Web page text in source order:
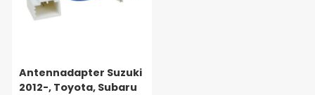
Antennadapter Suzuki
2012-, Toyota, Subaru